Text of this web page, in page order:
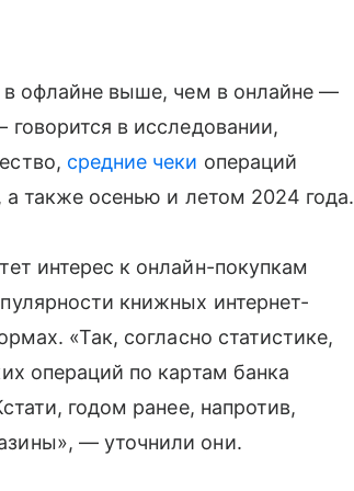
в офлайне выше, чем в онлайне —
в исследовании,
средние чеки операций
также осенью и летом 2024 года.
интерес к онлайн-покупкам
книжных интернет-
«Так, согласно статистике,
операций по картам банка
годом ранее, напротив,
— уточнили они.